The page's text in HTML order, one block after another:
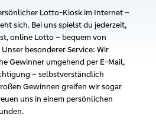
Lotto-Kiosk im Internet –
sich. Bei uns spielst du jederzeit,
online Lotto – bequem von
besonderer Service: Wir
Gewinner umgehend per E-Mail,
– selbstverständlich
Gewinnen greifen wir sogar
uns in einem persönlichen